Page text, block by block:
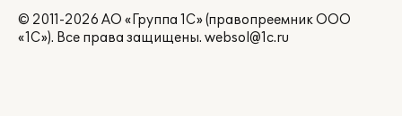
© 2011-2026 АО «Группа 1С» (правопреемник ООО
«1С»). Все права защищены. websol@1c.ru